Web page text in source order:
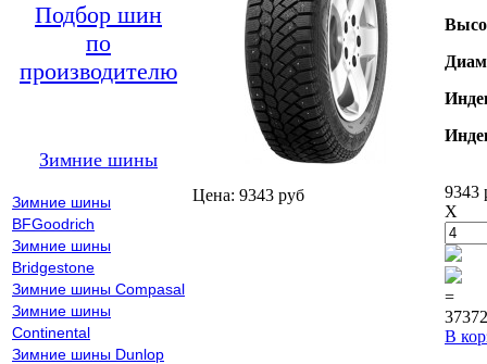
Подбор шин
по
производителю
Зимние шины
Зимние шины
BFGoodrich
Зимние шины
Bridgestone
Зимние шины Compasal
Зимние шины
Continental
Зимние шины Dunlop
Цена: 9343 руб
9343
X
=
В